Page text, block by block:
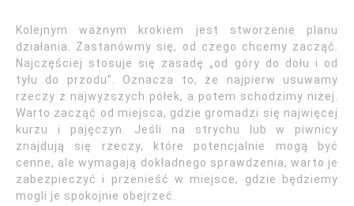
Kolejnym ważnym krokiem jest stworzenie planu
działania. Zastanówmy się, od czego chcemy zacząć.
Najczęściej stosuje się zasadę „od góry do dołu i od
tyłu do przodu”. Oznacza to, że najpierw usuwamy
rzeczy z najwyższych półek, a potem schodzimy niżej.
Warto zacząć od miejsca, gdzie gromadzi się najwięcej
kurzu i pajęczyn. Jeśli na strychu lub w piwnicy
znajdują się rzeczy, które potencjalnie mogą być
cenne, ale wymagają dokładnego sprawdzenia, warto je
zabezpieczyć i przenieść w miejsce, gdzie będziemy
mogli je spokojnie obejrzeć.